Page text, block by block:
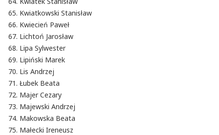
Kwiatkowski Stanisław
Kwiecień Paweł
Lichtoń Jarosław
Lipa Sylwester
Lipiński Marek
Lis Andrzej
Łubek Beata
Majer Cezary
Majewski Andrzej
Makowska Beata
Małecki Ireneusz